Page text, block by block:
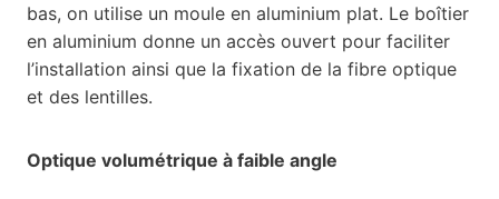
bas, on utilise un moule en aluminium plat. Le boîtier
en aluminium donne un accès ouvert pour faciliter
l’installation ainsi que la fixation de la fibre optique
et des lentilles.
Optique volumétrique à faible angle